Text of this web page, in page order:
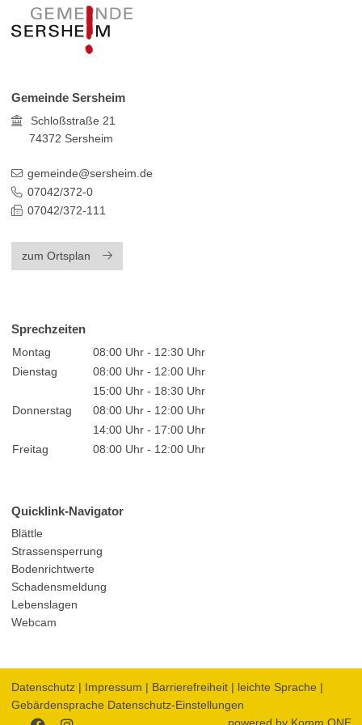
Gemeinde Sersheim
Schloßstraße 21
74372 Sersheim
gemeinde@sersheim.de
07042/372-0
07042/372-111
zum Ortsplan
Sprechzeiten
Montag
08:00 Uhr - 12:30 Uhr
Dienstag
08:00 Uhr - 12:00 Uhr
15:00 Uhr - 18:30 Uhr
Donnerstag
08:00 Uhr - 12:00 Uhr
14:00 Uhr - 17:00 Uhr
Freitag
08:00 Uhr - 12:00 Uhr
Quicklink-Navigator
Blättle
Strassensperrung
Bodenrichtwerte
Schadensmeldung
Lebenslagen
Webcam
Datenschutz| Impressum Barrierefreiheit| leichte Sprache
Gebärdensprache Datenschutz-Einstellungen